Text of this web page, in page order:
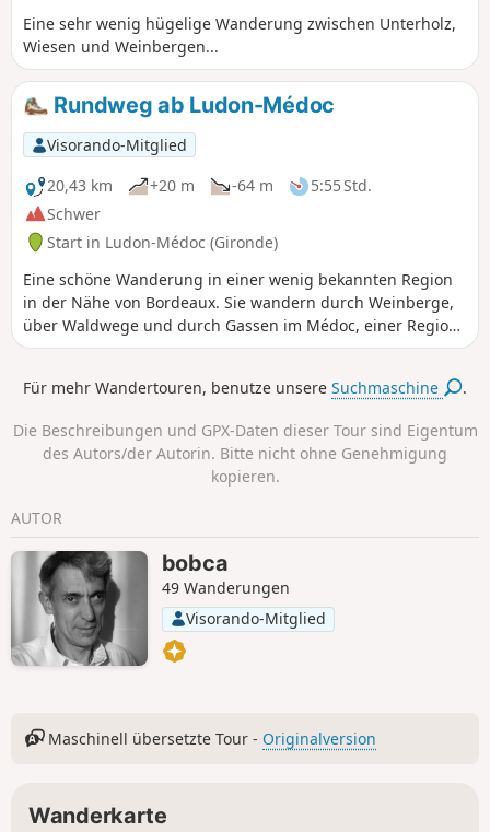
Eine sehr wenig hügelige Wanderung zwischen Unterholz,
Wiesen und Weinbergen...
Rundweg ab Ludon-Médoc
Visorando-Mitglied
20,43 km
+20 m -64 m
5:55 Std.
Schwer
Start in Ludon-Médoc (Gironde)
Eine schöne Wanderung in einer wenig bekannten Region
in der Nähe von Bordeaux. Sie wandern durch Weinberge,
über Waldwege und durch Gassen im Médoc, einer Region,
die reich an Weinbergen, Wäldern und Schlössern ist.
Für mehr Wandertouren, benutze unsereSuchmaschine .
Die Beschreibungen und GPX-Daten dieser Tour sind Eigentum
des Autors/der Autorin. Bitte nicht ohne Genehmigung
kopieren.
AUTOR
bobca
49 Wanderungen
Visorando-Mitglied
Maschinell übersetzte Tour - Originalversion
Wanderkarte